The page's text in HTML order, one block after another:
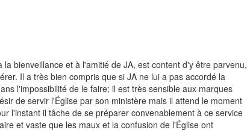
bienveillance et à l'amitié de JA, est content d'y être parvenu,
Il a très bien compris que si JA ne lui a pas accordé la
l'impossibilité de le faire; il est très sensible aux marques
de servir l'Église par son ministère mais il attend le moment
l'instant il tâche de se préparer convenablement à ce service
et vaste que les maux et la confusion de l'Église ont